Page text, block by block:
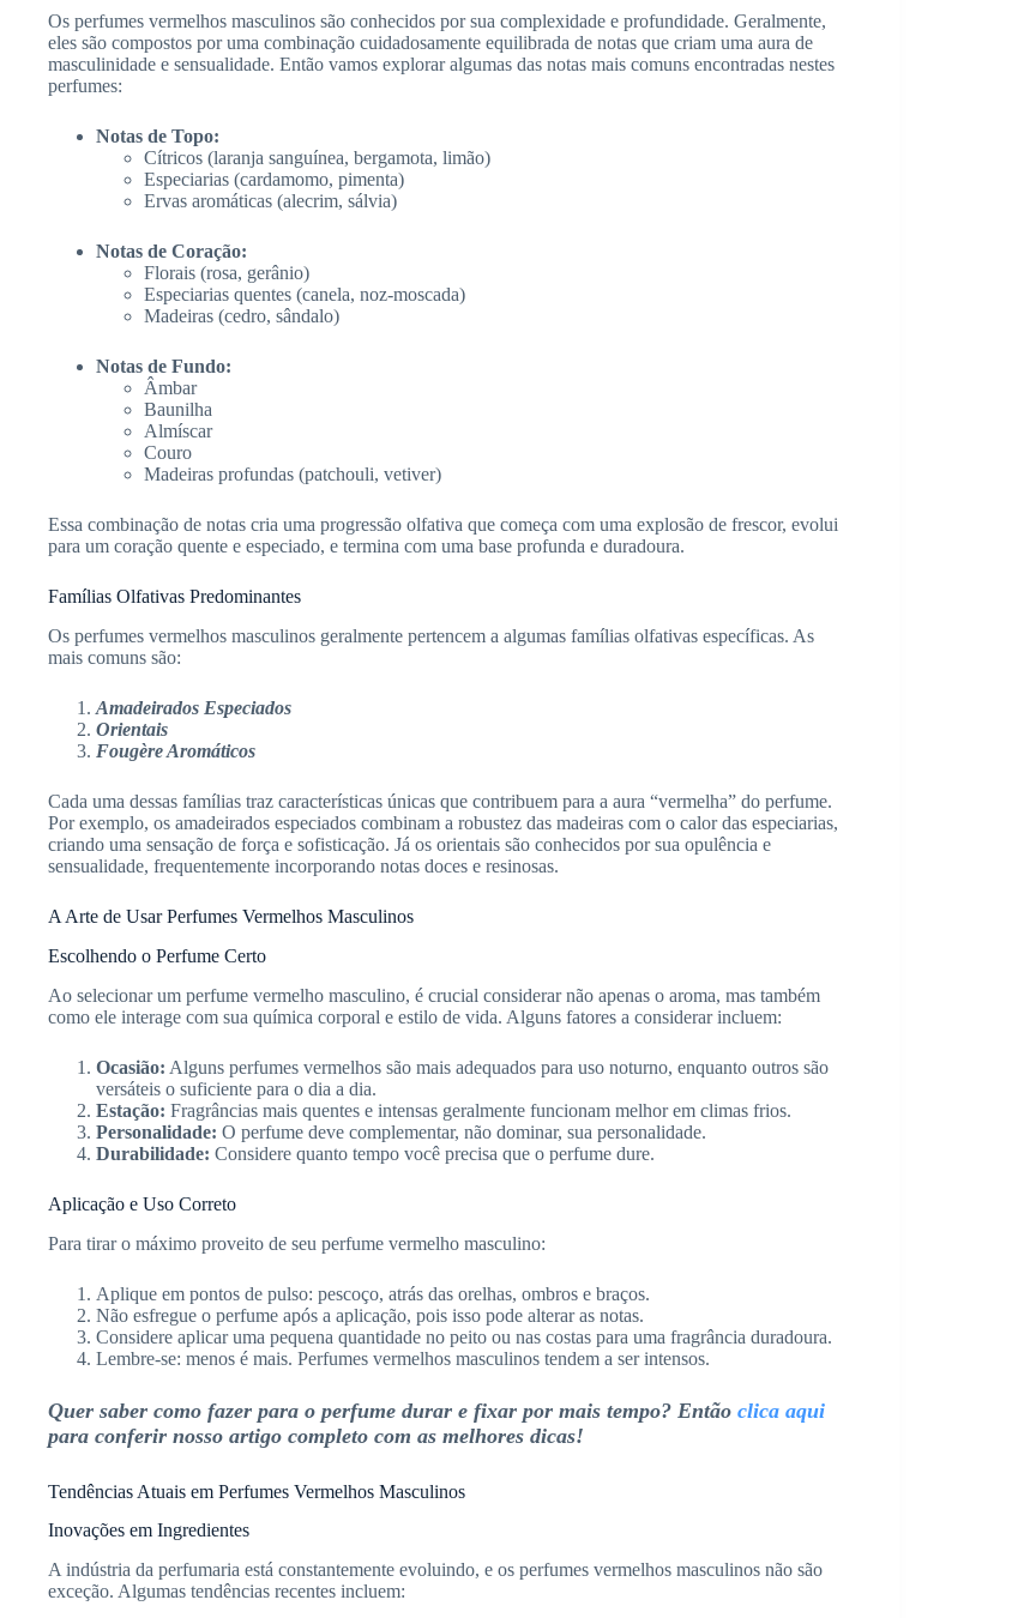
Os perfumes vermelhos masculinos são conhecidos por sua complexidade e profundidade. Geralmente,
eles são compostos por uma combinação cuidadosamente equilibrada de notas que criam uma aura de
masculinidade e sensualidade. Então vamos explorar algumas das notas mais comuns encontradas nestes
perfumes:
Notas de Topo:
Cítricos (laranja sanguínea, bergamota, limão)
Especiarias (cardamomo, pimenta)
Ervas aromáticas (alecrim, sálvia)
Notas de Coração:
Florais (rosa, gerânio)
Especiarias quentes (canela, noz-moscada)
Madeiras (cedro, sândalo)
Notas de Fundo:
Âmbar
Baunilha
Almíscar
Couro
Madeiras profundas (patchouli, vetiver)
Essa combinação de notas cria uma progressão olfativa que começa com uma explosão de frescor, evolui
para um coração quente e especiado, e termina com uma base profunda e duradoura.
Famílias Olfativas Predominantes
Os perfumes vermelhos masculinos geralmente pertencem a algumas famílias olfativas específicas. As
mais comuns são:
Amadeirados Especiados
Orientais
Fougère Aromáticos
Cada uma dessas famílias traz características únicas que contribuem para a aura “vermelha” do perfume.
Por exemplo, os amadeirados especiados combinam a robustez das madeiras com o calor das especiarias,
criando uma sensação de força e sofisticação. Já os orientais são conhecidos por sua opulência e
sensualidade, frequentemente incorporando notas doces e resinosas.
A Arte de Usar Perfumes Vermelhos Masculinos
Escolhendo o Perfume Certo
Ao selecionar um perfume vermelho masculino, é crucial considerar não apenas o aroma, mas também
como ele interage com sua química corporal e estilo de vida. Alguns fatores a considerar incluem:
Ocasião: Alguns perfumes vermelhos são mais adequados para uso noturno, enquanto outros são
versáteis o suficiente para o dia a dia.
Estação: Fragrâncias mais quentes e intensas geralmente funcionam melhor em climas frios.
Personalidade: O perfume deve complementar, não dominar, sua personalidade.
Durabilidade: Considere quanto tempo você precisa que o perfume dure.
Aplicação e Uso Correto
Para tirar o máximo proveito de seu perfume vermelho masculino:
Aplique em pontos de pulso: pescoço, atrás das orelhas, ombros e braços.
Não esfregue o perfume após a aplicação, pois isso pode alterar as notas.
Considere aplicar uma pequena quantidade no peito ou nas costas para uma fragrância duradoura.
Lembre-se: menos é mais. Perfumes vermelhos masculinos tendem a ser intensos.
Quer saber como fazer para o perfume durar e fixar por mais tempo? Então clica aqui
para conferir nosso artigo completo com as melhores dicas!
Tendências Atuais em Perfumes Vermelhos Masculinos
Inovações em Ingredientes
A indústria da perfumaria está constantemente evoluindo, e os perfumes vermelhos masculinos não são
exceção. Algumas tendências recentes incluem: